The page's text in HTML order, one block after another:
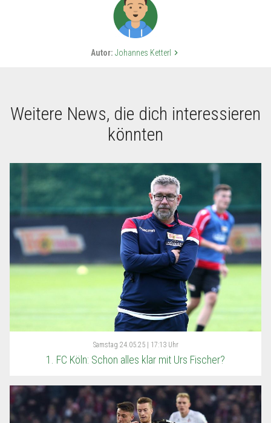
Autor: Johannes Ketterl keyboard_arrow_right
Weitere News, die dich interessieren
könnten
Samstag 24.05.25 | 17:13 Uhr
1. FC Köln: Schon alles klar mit Urs Fischer?